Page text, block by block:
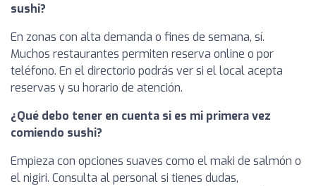
sushi?
En zonas con alta demanda o fines de semana, sí.
Muchos restaurantes permiten reserva online o por
teléfono. En el directorio podrás ver si el local acepta
reservas y su horario de atención.
¿Qué debo tener en cuenta si es mi primera vez
comiendo sushi?
Empieza con opciones suaves como el maki de salmón o
el nigiri. Consulta al personal si tienes dudas,